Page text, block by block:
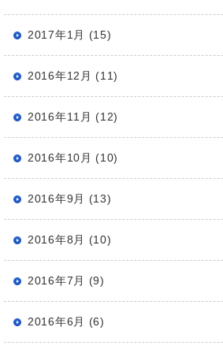
2017年1月 (15)
2016年12月 (11)
2016年11月 (12)
2016年10月 (10)
2016年9月 (13)
2016年8月 (10)
2016年7月 (9)
2016年6月 (6)